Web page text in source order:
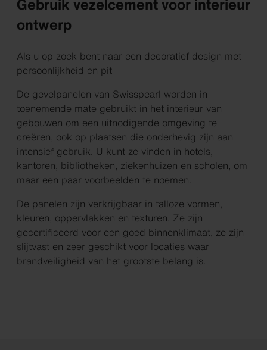
Gebruik vezelcement voor interieur
ontwerp
Als u op zoek bent naar een decoratief design met
persoonlijkheid en pit
De gevelpanelen van Swisspearl worden in
toenemende mate gebruikt in het interieur van
gebouwen om een uitnodigende omgeving te
creëren, ook op plaatsen die onderhevig zijn aan
intensief gebruik. U kunt ze vinden in hotels,
kantoren, bibliotheken, ziekenhuizen en scholen, om
maar een paar voorbeelden te noemen.
De panelen zijn verkrijgbaar in talloze vormen,
kleuren, oppervlakken en texturen. Ze zijn
gecertificeerd voor een goed binnenklimaat, ze zijn
slijtvast en zeer geschikt voor locaties waar
brandveiligheid van het grootste belang is.